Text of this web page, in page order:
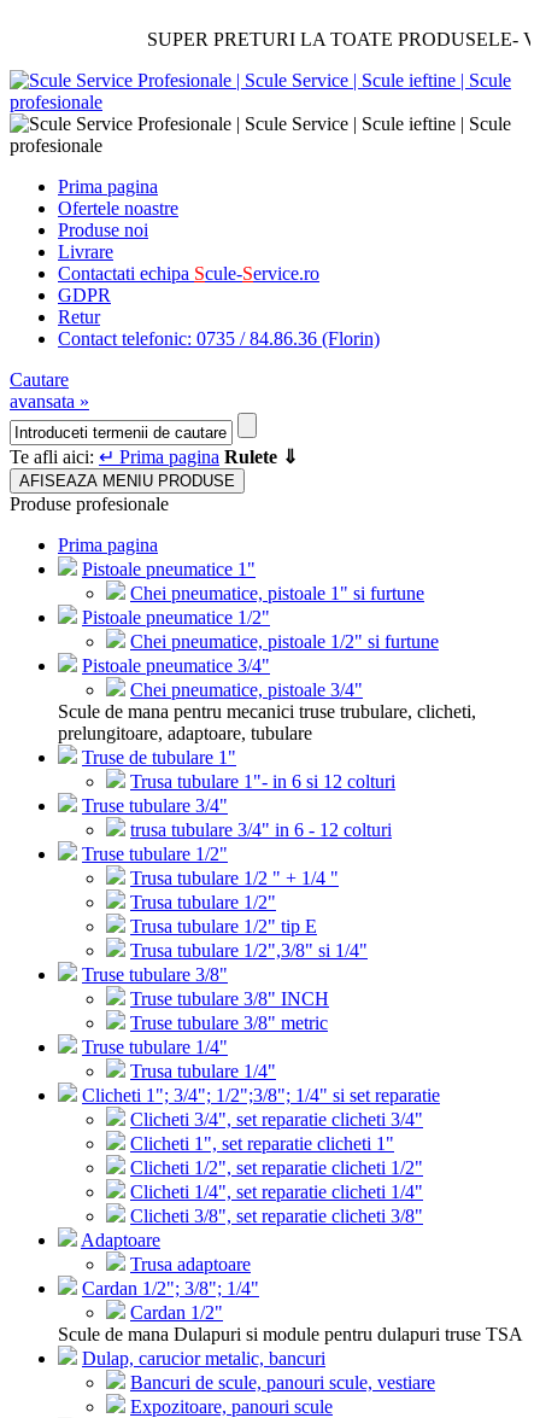
SUPER PRETURI LA TOATE PRODUSELE-
Prima pagina
Ofertele noastre
Produse noi
Livrare
Contactati echipa Scule-Service.ro
GDPR
Retur
Contact telefonic: 0735 / 84.86.36 (Florin)
Cautare
avansata »
Te afli aici: ↵ Prima pagina Rulete ⇓
AFISEAZA MENIU PRODUSE
Produse profesionale
Prima pagina
Pistoale pneumatice 1"
Chei pneumatice, pistoale 1" si furtune
Pistoale pneumatice 1/2"
Chei pneumatice, pistoale 1/2" si furtune
Pistoale pneumatice 3/4"
Chei pneumatice, pistoale 3/4"
Scule de mana pentru mecanici truse trubulare, clicheti,
prelungitoare, adaptoare, tubulare
Truse de tubulare 1"
Trusa tubulare 1"- in 6 si 12 colturi
Truse tubulare 3/4"
trusa tubulare 3/4" in 6 - 12 colturi
Truse tubulare 1/2"
Trusa tubulare 1/2 " + 1/4 "
Trusa tubulare 1/2"
Trusa tubulare 1/2" tip E
Trusa tubulare 1/2",3/8" si 1/4"
Truse tubulare 3/8"
Truse tubulare 3/8" INCH
Truse tubulare 3/8" metric
Truse tubulare 1/4"
Trusa tubulare 1/4"
Clicheti 1"; 3/4"; 1/2";3/8"; 1/4" si set reparatie
Clicheti 3/4", set reparatie clicheti 3/4"
Clicheti 1", set reparatie clicheti 1"
Clicheti 1/2", set reparatie clicheti 1/2"
Clicheti 1/4", set reparatie clicheti 1/4"
Clicheti 3/8", set reparatie clicheti 3/8"
Adaptoare
Trusa adaptoare
Cardan 1/2"; 3/8"; 1/4"
Cardan 1/2"
Scule de mana Dulapuri si module pentru dulapuri truse TSA
Dulap, carucior metalic, bancuri
Bancuri de scule, panouri scule, vestiare
Expozitoare, panouri scule